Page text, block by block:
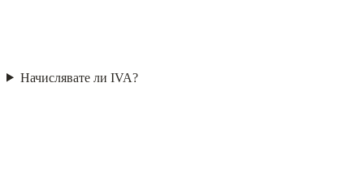
Начислявате ли IVA?